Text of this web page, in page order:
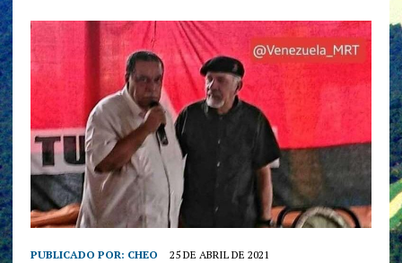
PUBLICADO POR: CHEO 25 DE ABRIL DE 2021